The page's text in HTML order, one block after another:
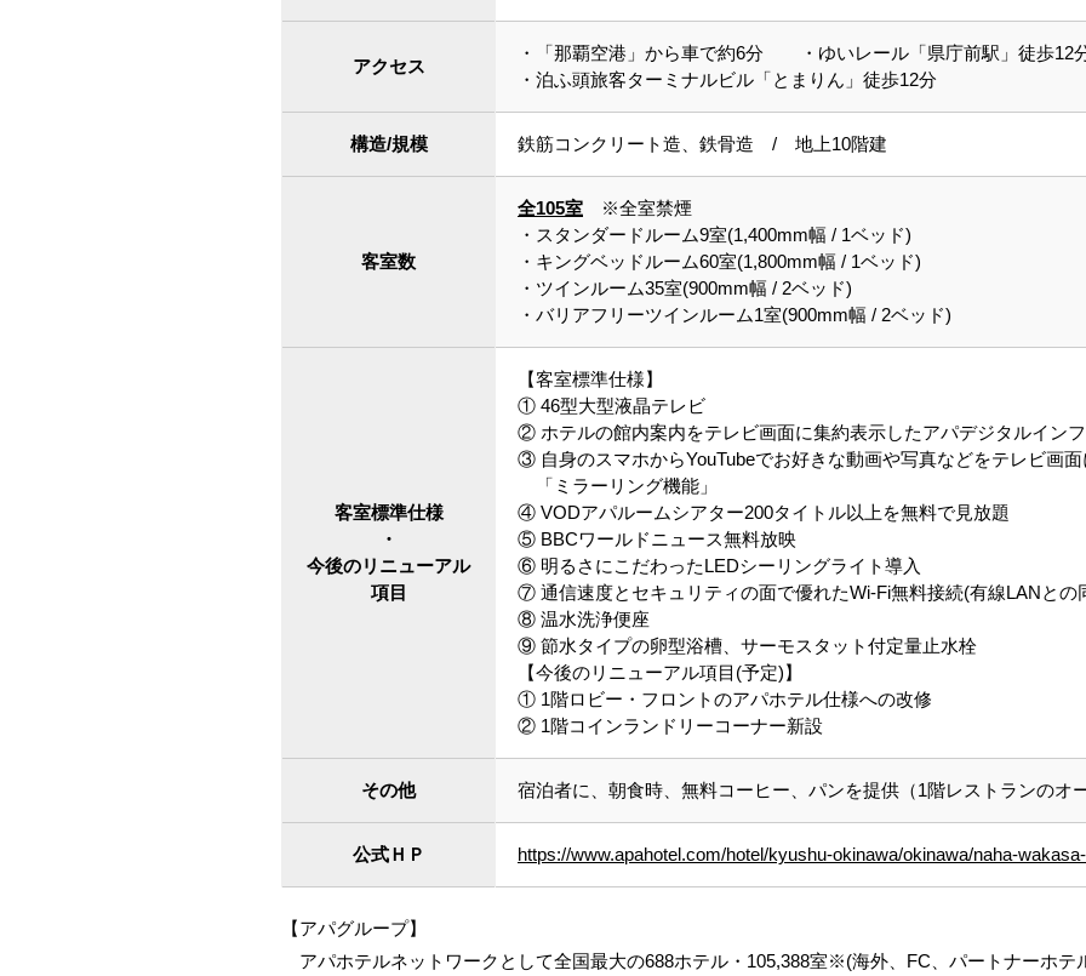
アクセス
・「那覇空港」から車で約6分 ・ゆいレール「県庁前駅」徒歩12
・泊ふ頭旅客ターミナルビル「とまりん」徒歩12分
構造/規模 鉄筋コンクリート造、鉄骨造 / 地上10階建
客室数
全105室 ※全室禁煙
・スタンダードルーム9室(1,400mm幅 / 1ベッド)
・キングベッドルーム60室(1,800mm幅 / 1ベッド)
・ツインルーム35室(900mm幅 / 2ベッド)
・バリアフリーツインルーム1室(900mm幅 / 2ベッド)
客室標準仕様
・
今後のリニューアル
項目
【客室標準仕様】
① 46型大型液晶テレビ
② ホテルの館内案内をテレビ画面に集約表示したアパデジタルイン
③ 自身のスマホからYouTubeでお好きな動画や写真などをテレビ画
「ミラーリング機能」
④ VODアパルームシアター200タイトル以上を無料で見放題
⑤ BBCワールドニュース無料放映
⑥ 明るさにこだわったLEDシーリングライト導入
⑦ 通信速度とセキュリティの面で優れたWi-Fi無料接続(有線LANとの
⑧ 温水洗浄便座
⑨ 節水タイプの卵型浴槽、サーモスタット付定量止水栓
【今後のリニューアル項目(予定)】
① 1階ロビー・フロントのアパホテル仕様への改修
② 1階コインランドリーコーナー新設
その他 宿泊者に、朝食時、無料コーヒー、パンを提供（1階レストランのオ
公式ＨＰ https://www.apahotel.com/hotel/kyushu-okinawa/okinawa/naha-
【アパグループ】
アパホテルネットワークとして全国最大の688ホテル・105,388室※(海外、FC、パートナーホテ